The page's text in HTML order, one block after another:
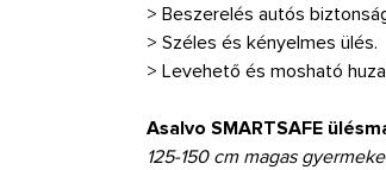
> Beszerelés autós
> Széles és kényelmes ülés.
> Levehető és mosható
Asalvo SMARTSAFE
125-150 cm magas